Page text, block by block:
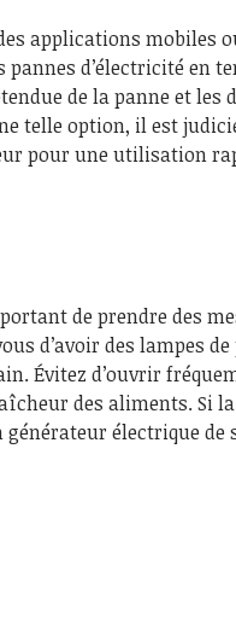
applications mobiles
d’électricité en
de la panne et les
telle option, il est
pour une utilisation
de prendre des
d’avoir des lampes de
Évitez d’ouvrir
des aliments. Si
électrique de